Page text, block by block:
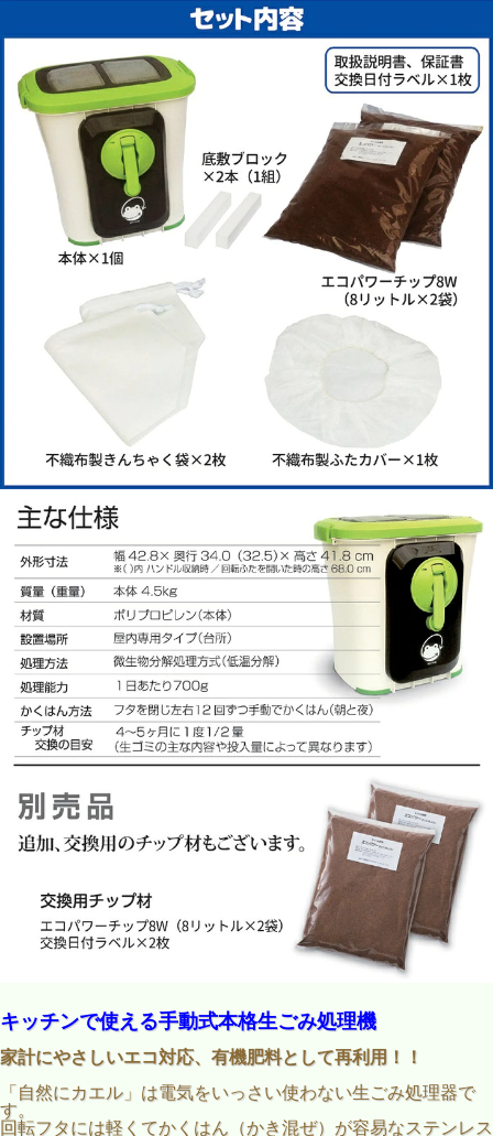
キッチンで使える手動式本格生ごみ処理機
家計にやさしいエコ対応、有機肥料として再利用！！
「自然にカエル」は電気をいっさい使わない生ごみ処理器で
す。
回転フタには軽くてかくはん（かき混ぜ）が容易なステンレス